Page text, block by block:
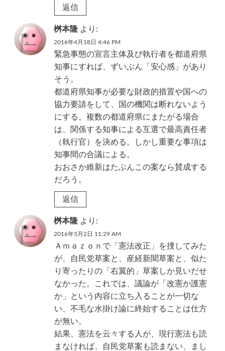
返信
桝本隆 より:
2016年4月18日 4:46 PM
緊急事態の宣言主体及び執行者を都道府県
知事にすれば、ずいぶん「安心感」があり
そう。
都道府県知事が必要な財政的措置や国への
協力要請をして、国の機関は断れないよう
にする。複数の都道府県にまたがる場合
は、関係する知事による互選で最高責任者
（執行官）を決める。しかし重要な事項は
知事間の合議による。
おおさか維新はたぶんこの案なら賛成する
だろう。
返信
桝本隆 より:
2016年5月2日 11:29 AM
Ａｍａｚｏｎで「憲法改正」を捜してみた
が、自民党草案と、産経新聞草案と、似た
り寄ったりの「右翼的」草案しか見いだせ
なかった。これでは、議論が「改憲か護憲
か」という内容に立ち入ることが一切な
い、不毛な水掛け論に終始することは仕方
が無い。
結果、憲法を云々する人が、現行憲法も読
まなければ、自民党草案も読まない、まし